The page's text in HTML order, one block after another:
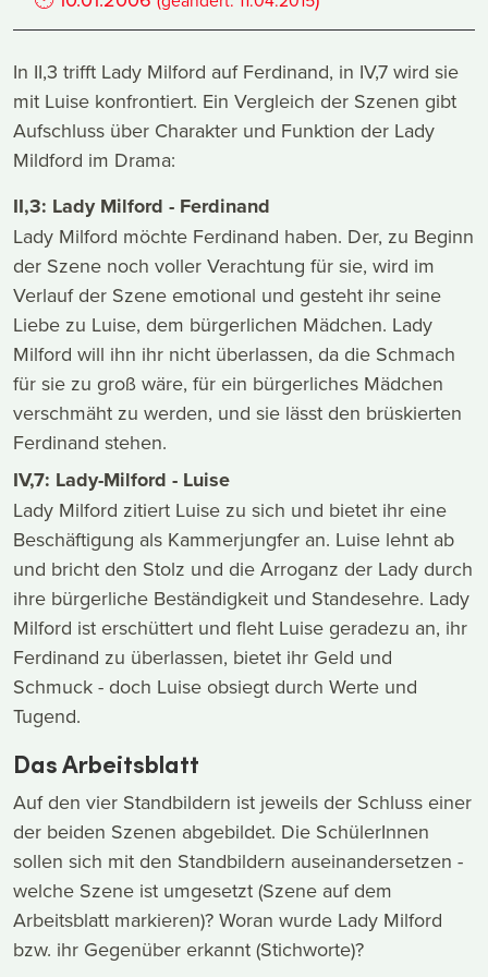
In II,3 trifft Lady Milford auf Ferdinand, in IV,7 wird sie
mit Luise konfrontiert. Ein Vergleich der Szenen gibt
Aufschluss über Charakter und Funktion der Lady
Mildford im Drama:
II,3: Lady Milford - Ferdinand
Lady Milford möchte Ferdinand haben. Der, zu Beginn
der Szene noch voller Verachtung für sie, wird im
Verlauf der Szene emotional und gesteht ihr seine
Liebe zu Luise, dem bürgerlichen Mädchen. Lady
Milford will ihn ihr nicht überlassen, da die Schmach
für sie zu groß wäre, für ein bürgerliches Mädchen
verschmäht zu werden, und sie lässt den brüskierten
Ferdinand stehen.
IV,7: Lady-Milford - Luise
Lady Milford zitiert Luise zu sich und bietet ihr eine
Beschäftigung als Kammerjungfer an. Luise lehnt ab
und bricht den Stolz und die Arroganz der Lady durch
ihre bürgerliche Beständigkeit und Standesehre. Lady
Milford ist erschüttert und fleht Luise geradezu an, ihr
Ferdinand zu überlassen, bietet ihr Geld und
Schmuck - doch Luise obsiegt durch Werte und
Tugend.
Das Arbeitsblatt
Auf den vier Standbildern ist jeweils der Schluss einer
der beiden Szenen abgebildet. Die SchülerInnen
sollen sich mit den Standbildern auseinandersetzen -
welche Szene ist umgesetzt (Szene auf dem
Arbeitsblatt markieren)? Woran wurde Lady Milford
bzw. ihr Gegenüber erkannt (Stichworte)?